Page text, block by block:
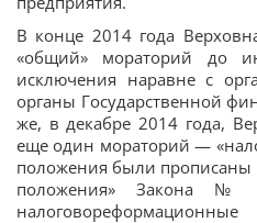
В конце 2014 года
«общий» мораторий до
исключения наравне с
органы Государственной
же, в декабре 2014 года,
еще один мораторий —
положения были прописаны
положения» Закона №